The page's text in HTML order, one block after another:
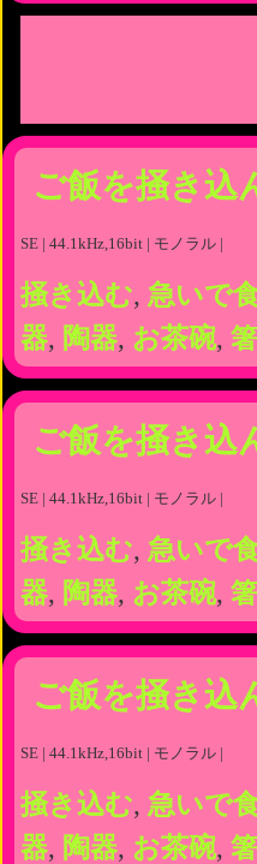
ご飯を掻き込
SE | 44.1kHz,16bit | モノラル |
掻き込む, 急いで
器, 陶器, お茶碗, 箸
ご飯を掻き込
SE | 44.1kHz,16bit | モノラル |
掻き込む, 急いで
器, 陶器, お茶碗, 箸
ご飯を掻き込
SE | 44.1kHz,16bit | モノラル |
掻き込む, 急いで
器, 陶器, お茶碗, 箸